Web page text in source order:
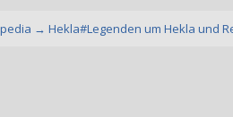
→ Hekla#Legenden um Hekla und